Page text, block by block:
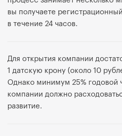
вы получаете
в течение 24 часов.
Для открытия компании
1 датскую крону (около 10
Однако минимум 25% годовой
компании должно
развитие.